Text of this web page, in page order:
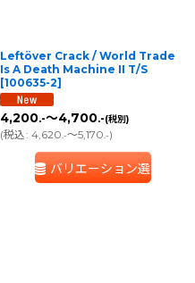
Leftöver Crack / World Trade
Is A Death Machine II T/S
[100635-2]
4,200.-～4,700.-(税別)
(税込: 4,620.-～5,170.-)
バリエーション選択